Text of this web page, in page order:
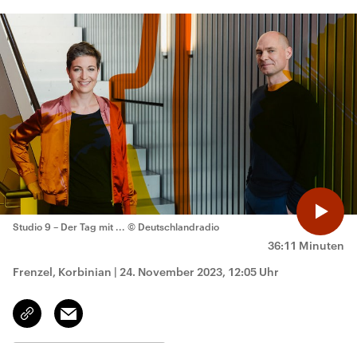
36:11 Minuten
Studio 9 – Der Tag mit ... © Deutschlandradio
Frenzel, Korbinian | 24. November 2023, 12:05 Uhr
Link
kopieren/teilen
Email